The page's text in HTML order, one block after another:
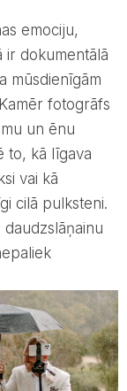
emociju,
ir dokumentālā
mūsdienīgām
fotogrāfs
un ēnu
to, kā līgava
vai kā
cilā pulksteni.